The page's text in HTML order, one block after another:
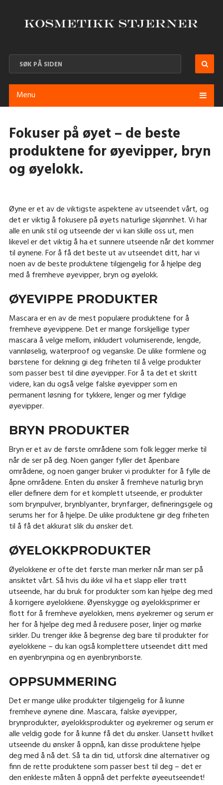
Menu
Fokuser på øyet – de beste
produktene for øyevipper, bryn
og øyelokk.
Øyne er et av de viktigste aspektene av utseendet vårt, og
det er viktig å fokusere på øyets naturlige skjønnhet. Vi har
alle en unik stil og utseende der vi kan skille oss ut, men
likevel er det viktig å ha et sunnere utseende når det kommer
til øynene. For å få det beste ut av utseendet ditt, har vi
noen av de beste produktene tilgjengelig for å hjelpe deg
med å fremheve øyevipper, bryn og øyelokk.
ØYEVIPPE PRODUKTER
Mascara er en av de mest populære produktene for å
fremheve øyevippene. Det er mange forskjellige typer
mascara å velge mellom, inkludert volumiserende, lengde,
vannløselig, waterproof og veganske. De ulike formlene og
børstene for dekning gi deg friheten til å velge produkter
som passer best til dine øyevipper. For å ta det et skritt
videre, kan du også velge falske øyevipper som en
permanent løsning for tykkere, lenger og mer fyldige
øyevipper.
BRYN PRODUKTER
Bryn er et av de første områdene som folk legger merke til
når de ser på deg. Noen ganger fyller det åpenbare
områdene, og noen ganger bruker vi produkter for å fylle de
åpne områdene. Enten du ønsker å fremheve naturlig bryn
eller definere dem for et komplett utseende, er produkter
som brynpulver, brynblyanter, brynfarger, defineringsgele og
serums her for å hjelpe. De ulike produktene gir deg friheten
til å få det akkurat slik du ønsker det.
ØYELOKKPRODUKTER
Øyelokkene er ofte det første man merker når man ser på
ansiktet vårt. Så hvis du ikke vil ha et slapp eller trøtt
utseende, har du bruk for produkter som kan hjelpe deg med
å korrigere øyelokkene. Øyenskygge og øyelokksprimer er
flott for å fremheve øyelokken, mens øyekremer og serum er
her for å hjelpe deg med å redusere poser, linjer og mørke
sirkler. Du trenger ikke å begrense deg bare til produkter for
øyelokkene – du kan også komplettere utseendet ditt med
en øyenbrynpina og en øyenbrynborste.
OPPSUMMERING
Det er mange ulike produkter tilgjengelig for å kunne
fremheve øynene dine. Mascara, falske øyevipper,
brynprodukter, øyelokksprodukter og øyekremer og serum er
alle veldig gode for å kunne få det du ønsker. Uansett hvilket
utseende du ønsker å oppnå, kan disse produktene hjelpe
deg med å nå det. Så ta din tid, utforsk dine alternativer og
finn de rette produktene som passer best til deg – det er
den enkleste måten å oppnå det perfekte øyeeutseendet!